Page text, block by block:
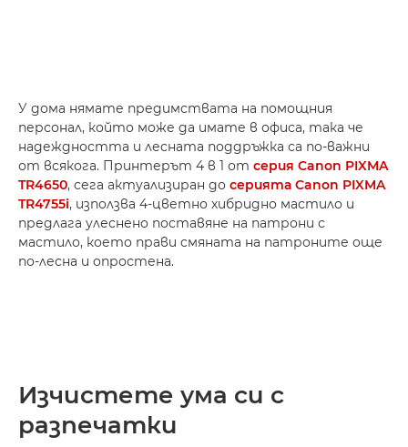
У дома нямате предимствата на помощния
персонал, който може да имате в офиса, така че
надеждността и лесната поддръжка са по-важни
от всякога. Принтерът 4 в 1 от серия Canon PIXMA
TR4650, сега актуализиран до серията Canon PIXMA
TR4755i, използва 4-цветно хибридно мастило и
предлага улеснено поставяне на патрони с
мастило, което прави смяната на патроните още
по-лесна и опростена.
Изчистете ума си с
разпечатки